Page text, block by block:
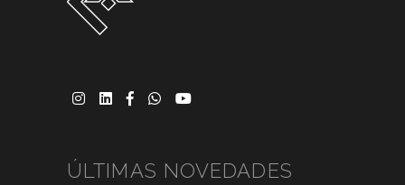
ÚLTIMAS NOVEDADES